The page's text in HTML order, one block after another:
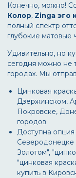
Конечно, можно!
Колор, Zinga эго
полный спектр
глубокие матовые
Удивительно, но
сегодня можно не
городах. Мы
Цинковая
Дзержинском,
Покровске,
городов;
Доступна опция
Северодонецке
Золотом",
"цинковая
купить в